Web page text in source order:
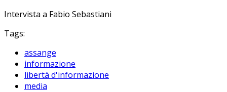
Intervista a Fabio Sebastiani
Tags:
assange
informazione
libertà d'informazione
media